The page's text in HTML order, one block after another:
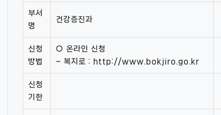
부서
명
건강증진과
신청
방법
○ 온라인 신청
– 복지로 : http://www.bokjiro.go.kr
신청
기한